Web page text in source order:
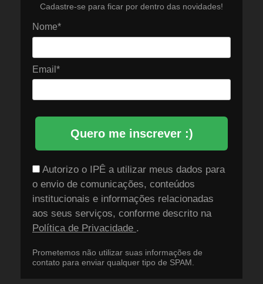
Cadastre-se para ficar por dentro das novidades!
Nome*
Email*
Quero me inscrever :)
Autorizo o IPÊ a utilizar meus dados para
o envio de comunicações, conteúdos
institucionais e informações relacionadas
aos seus serviços, conforme descrito na
Política de Privacidade .
Prometemos não utilizar suas informações de
contato para enviar qualquer tipo de SPAM.